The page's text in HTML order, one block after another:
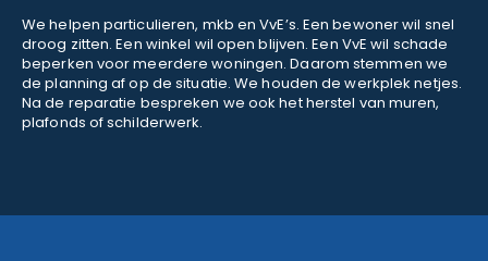
We helpen particulieren, mkb en VvE’s. Een bewoner wil snel
droog zitten. Een winkel wil open blijven. Een VvE wil schade
beperken voor meerdere woningen. Daarom stemmen we
de planning af op de situatie. We houden de werkplek netjes.
Na de reparatie bespreken we ook het herstel van muren,
plafonds of schilderwerk.